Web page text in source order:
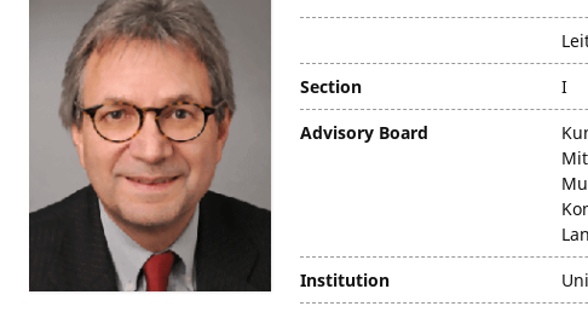
Section
I
Advisory Board
Institution